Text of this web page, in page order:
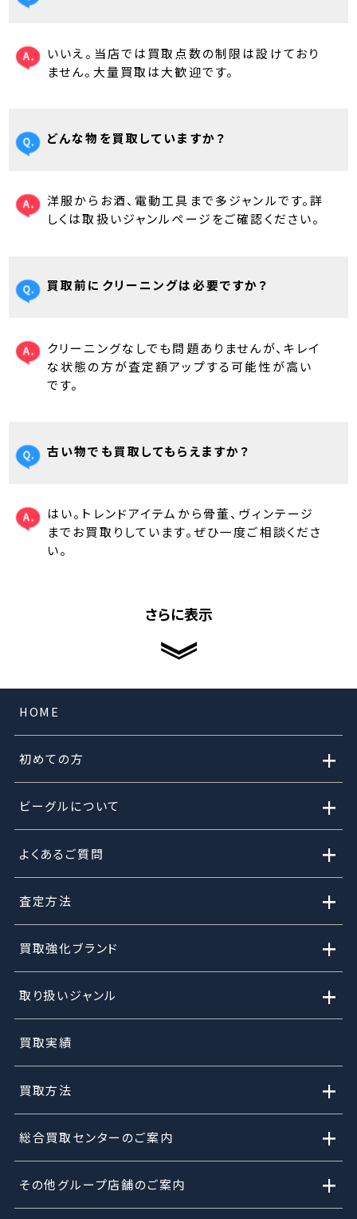
いいえ。当店では買取点数の制限は設けており
ません。大量買取は大歓迎です。
どんな物を買取していますか？
洋服からお酒、電動工具まで多ジャンルです。詳
しくは取扱いジャンルページをご確認ください。
買取前にクリーニングは必要ですか？
クリーニングなしでも問題ありませんが、キレイ
な状態の方が査定額アップする可能性が高い
です。
古い物でも買取してもらえますか？
はい。トレンドアイテムから骨董、ヴィンテージ
までお買取りしています。ぜひ一度ご相談くださ
い。
さらに表示
HOME
初めての方 +
ビーグルについて +
よくあるご質問 +
査定方法 +
買取強化ブランド +
取り扱いジャンル +
買取実績
買取方法 +
総合買取センターのご案内 +
その他グループ店舗のご案内 +